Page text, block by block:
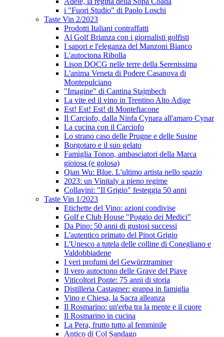
i "Fuori Studio" di Paolo Loschi
Taste Vin 2/2023
Prodotti Italiani contraffatti
Al Golf Brianza con i giornalisti golfisti
I sapori e l'eleganza del Manzoni Bianco
L'autoctona Ribolla
Lison DOCG nelle terre della Serenissima
L'anima Veneta di Podere Casanova di
Montepulciano
"Imagine" di Cantina Stajmbech
La vite ed il vino in Trentino Alto Adige
Est! Est! Est! di Montefiacone
Il Carciofo, dalla Ninfa Cynara all'amaro Cynar
La cucina con il Carciofo
Lo strano caso delle Prugne e delle Susine
Borgotaro e il suo gelato
Famiglia Tonon, ambasciatori della Marca
gioiosa (e golosa)
Qian Wu: Blue. L'ultimo artista nello spazio
2023: un Vinitaly a pieno regime
Collavini: "Il Grigio" festeggia 50 anni
Taste Vin 1/2023
Etichette del Vino: azioni condivise
Golf e Club House "Poggio dei Medici"
Da Pino: 50 anni di gustosi successi
L'autentico primato del Pinot Grigio
L'Unesco a tutela delle colline di Conegliano e
Valdobbiadene
I veri profumi del Gewürztraminer
Il vero autoctono delle Grave del Piave
Viticoltori Ponte: 75 anni di storia
Distilleria Castagner: grappa in famiglia
Vino e Chiesa, la Sacra alleanza
Il Rosmarino: un'erba tra la mente e il cuore
Il Rosmarino in cucina
La Pera, frutto tutto al femminile
Antico di Col Sandago